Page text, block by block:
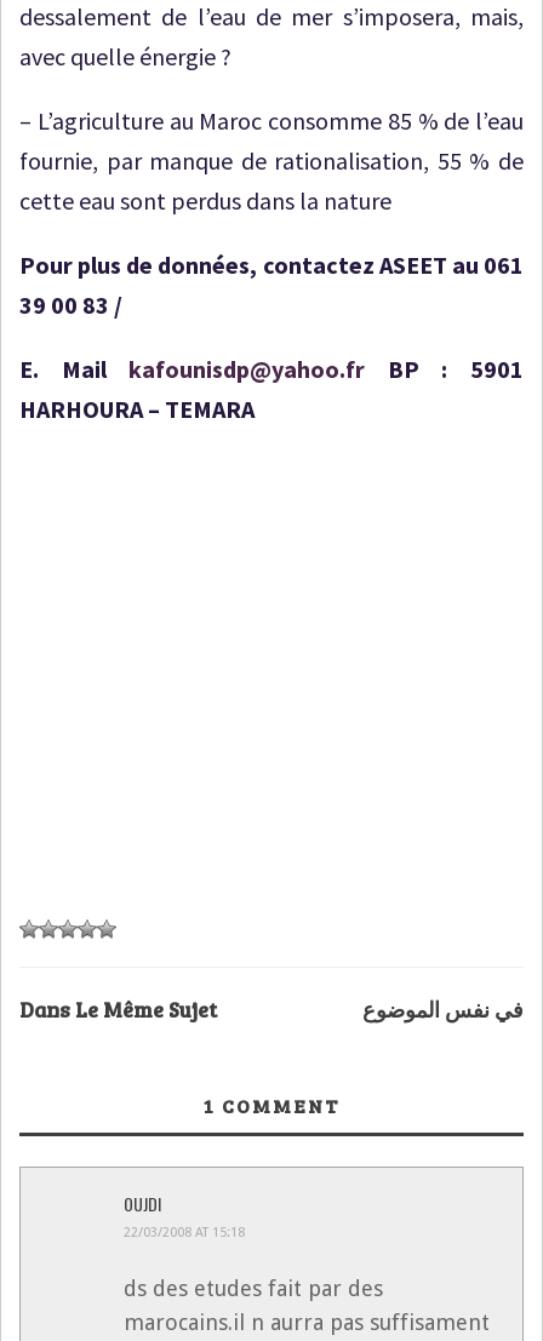
dessalement de l’eau de mer s’imposera, mais,
avec quelle énergie ?
– L’agriculture au Maroc consomme 85 % de l’eau
fournie, par manque de rationalisation, 55 % de
cette eau sont perdus dans la nature
Pour plus de données, contactez ASEET au 061
39 00 83 /
E. Mail kafounisdp@yahoo.fr BP : 5901
HARHOURA – TEMARA
Dans Le Même Sujet في نفس الموضوع
1 COMMENT
OUJDI
22/03/2008 AT 15:18
ds des etudes fait par des
marocains.il n aurra pas suffisament